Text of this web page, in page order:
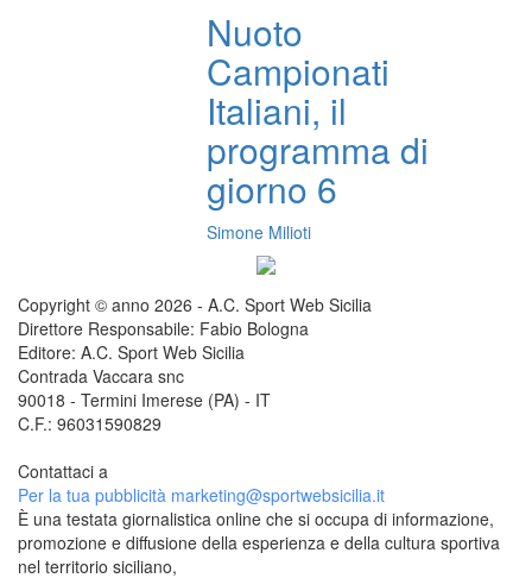
Nuoto
Campionati
Italiani, il
programma di
giorno 6
Simone Milioti
Copyright © anno 2026 - A.C. Sport Web Sicilia
Direttore Responsabile: Fabio Bologna
Editore: A.C. Sport Web Sicilia
Contrada Vaccara snc
90018 - Termini Imerese (PA) - IT
C.F.: 96031590829
Contattaci a
Per la tua pubblicità marketing@sportwebsicilia.it
È una testata giornalistica online che si occupa di informazione,
promozione e diffusione della esperienza e della cultura sportiva
nel territorio siciliano,